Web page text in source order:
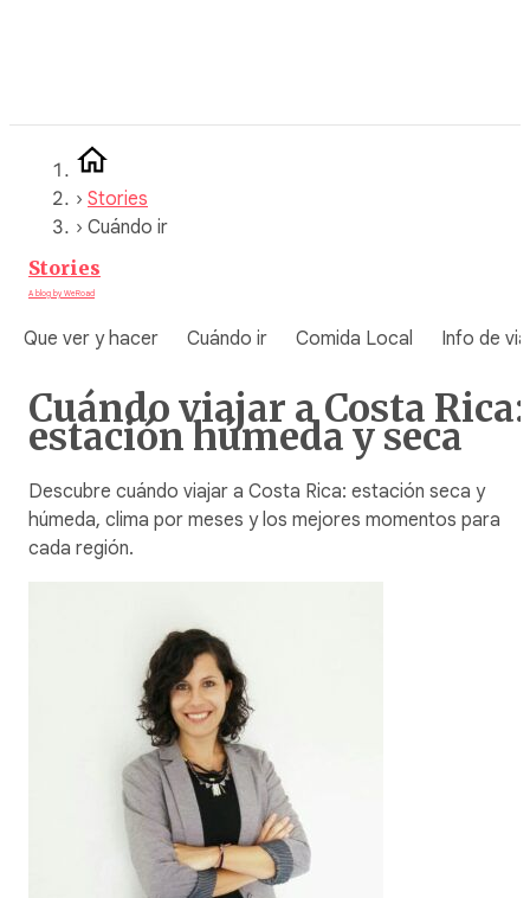
› Stories
› Cuándo ir
Stories
A blog by WeRoad
Que ver y hacer Cuándo ir Comida Local Info de
Cuándo viajar a Costa Rica:
estación húmeda y seca
Descubre cuándo viajar a Costa Rica: estación seca y
húmeda, clima por meses y los mejores momentos para
cada región.